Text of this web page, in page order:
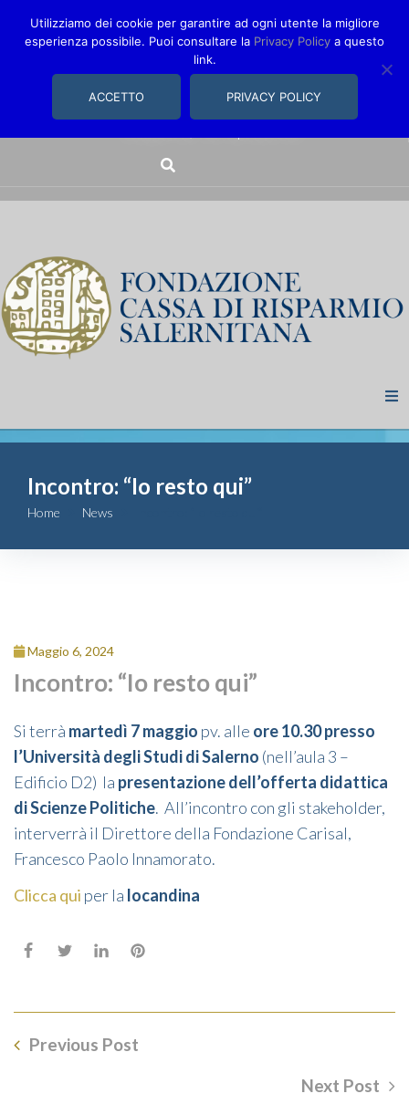
comunica@fondazionecarisal.it089 230611
Fondazione
Attività
Contributi
Complesso
San Michele
Contatti
Incontro: “Io resto qui”
Home News
Maggio 6, 2024
Incontro: “Io resto qui”
Si terrà martedì 7 maggio pv. alle ore 10.30 presso
l’Università degli Studi di Salerno (nell’aula 3 –
Edificio D2) la presentazione dell’offerta didattica
di Scienze Politiche. All’incontro con gli stakeholder,
interverrà il Direttore della Fondazione Carisal,
Francesco Paolo Innamorato.
Clicca qui per la locandina
Previous Post
Next Post
Utilizziamo dei cookie per garantire ad ogni utente la migliore
esperienza possibile. Puoi consultare la Privacy Policy a questo
link.
ACCETTO PRIVACY POLICY